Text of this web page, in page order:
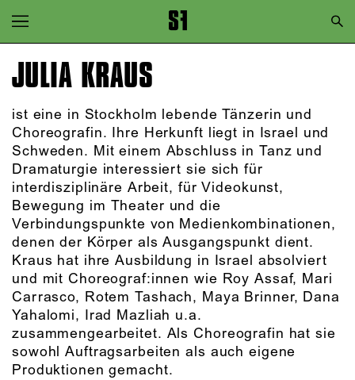
Zur Hauptnavigation springen
Zum Hauptinhalt springen
JULIA KRAUS
ist eine in Stockholm lebende Tänzerin und
Choreografin. Ihre Herkunft liegt in Israel und
Schweden. Mit einem Abschluss in Tanz und
Dramaturgie interessiert sie sich für
interdisziplinäre Arbeit, für Videokunst,
Bewegung im Theater und die
Verbindungspunkte von Medienkombinationen,
denen der Körper als Ausgangspunkt dient.
Kraus hat ihre Ausbildung in Israel absolviert
und mit Choreograf:innen wie Roy Assaf, Mari
Carrasco, Rotem Tashach, Maya Brinner, Dana
Yahalomi, Irad Mazliah u.a.
zusammengearbeitet. Als Choreografin hat sie
sowohl Auftragsarbeiten als auch eigene
Produktionen gemacht.